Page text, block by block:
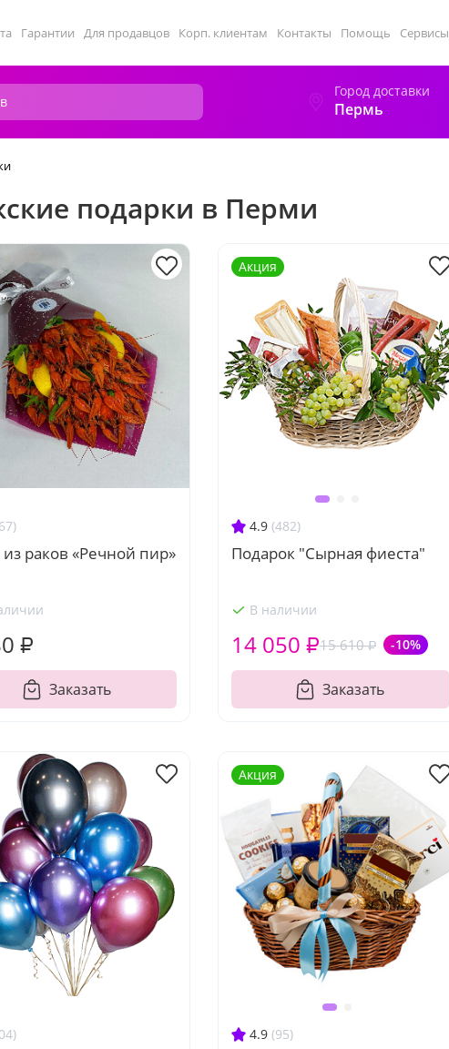
Гарантии Для продавцов Корп. клиентам Контакты Помощь Сервисы
Город доставки
Пермь
подарки в Перми
из раков «Речной пир»
₽
Заказать
4.9 (482)
Подарок "Сырная фиеста"
В наличии
15 610 ₽ -10%
14 050 ₽
Заказать
Акция
4.9 (95)
Акция